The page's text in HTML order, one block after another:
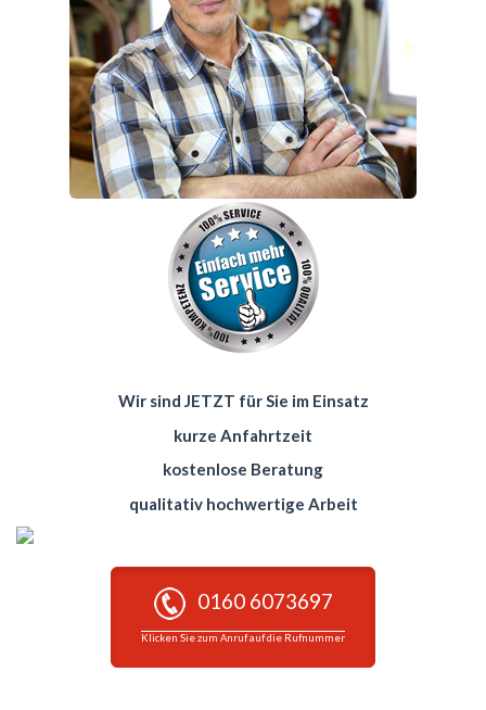
Wir sind JETZT für Sie im Einsatz
kurze Anfahrtzeit
kostenlose Beratung
qualitativ hochwertige Arbeit
0160 6073697
Klicken Sie zum Anruf auf die Rufnummer